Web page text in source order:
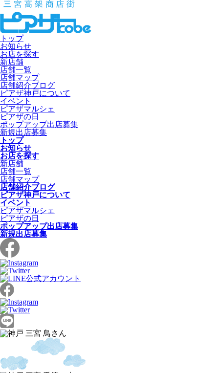
トップ
お知らせ
お店を探す
新店舗
店舗一覧
店舗マップ
店舗紹介ブログ
ピアザ神戸について
イベント
ピアザマルシェ
ピアザの日
ポップアップ出店募集
新規出店募集
トップ
お知らせ
お店を探す
新店舗
店舗一覧
店舗マップ
店舗紹介ブログ
ピアザ神戸について
イベント
ピアザマルシェ
ピアザの日
ポップアップ出店募集
新規出店募集